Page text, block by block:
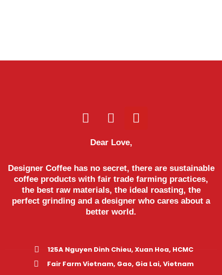
Dear Love,
Designer Coffee has no secret, there are sustainable
coffee products with fair trade farming practices,
the best raw materials, the ideal roasting, the
perfect grinding and a designer who cares about a
better world.
125A Nguyen Dinh Chieu, Xuan Hoa, HCMC
Fair Farm Vietnam, Gao, Gia Lai, Vietnam